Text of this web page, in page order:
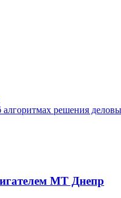
решения
МТ Днепр